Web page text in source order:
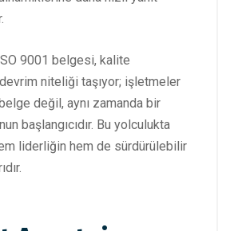
9001 belgesi, kalite
niteliği taşıyor; işletmeler
değil, aynı zamanda bir
başlangıcıdır. Bu yolculukta
liderliğin hem de sürdürülebilir